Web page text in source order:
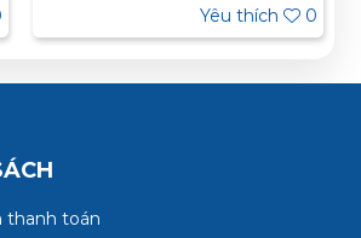
0902 303 733 – 0945 332 980
Yêu thích 0
thanh toán